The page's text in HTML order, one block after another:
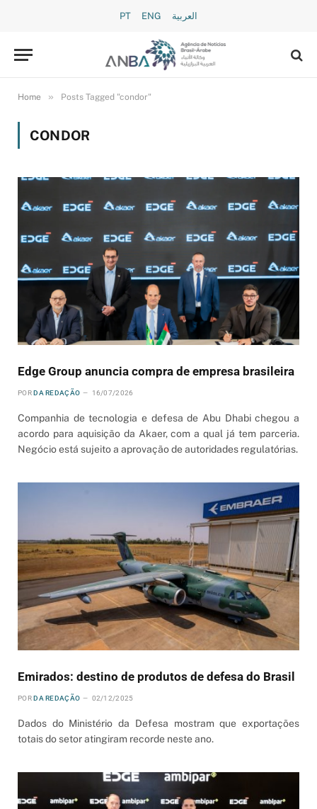
PT ENG العربية
Home » Posts Tagged "condor"
CONDOR
Edge Group anuncia compra de empresa brasileira
POR DA REDAÇÃO 16/07/2026
Companhia de tecnologia e defesa de Abu Dhabi chegou a
acordo para aquisição da Akaer, com a qual já tem parceria.
Negócio está sujeito a aprovação de autoridades regulatórias.
Emirados: destino de produtos de defesa do Brasil
POR DA REDAÇÃO 02/12/2025
Dados do Ministério da Defesa mostram que exportações
totais do setor atingiram recorde neste ano.